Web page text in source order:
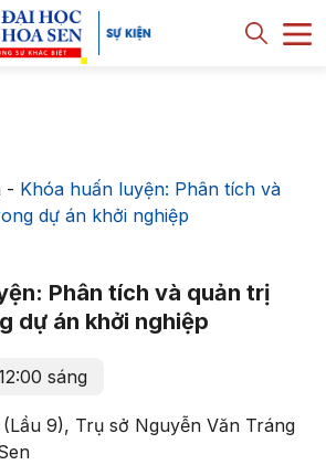
- Khóa huấn luyện: Phân tích và
dự án khởi nghiệp
Phân tích và quản trị
dự án khởi nghiệp
sáng
9), Trụ sở Nguyễn Văn Tráng